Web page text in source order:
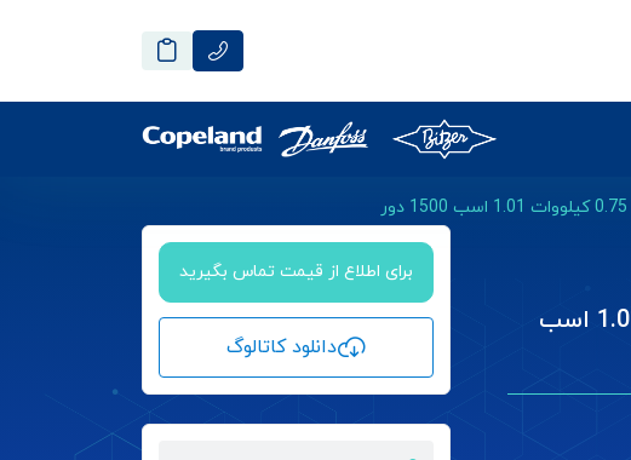
الکتروموتور سه فاز الکتروژن 0.75 کیلووات 1.01 اسب
برای اطلاع از قیمت تماس بگیرید
دانلود کاتالوگ